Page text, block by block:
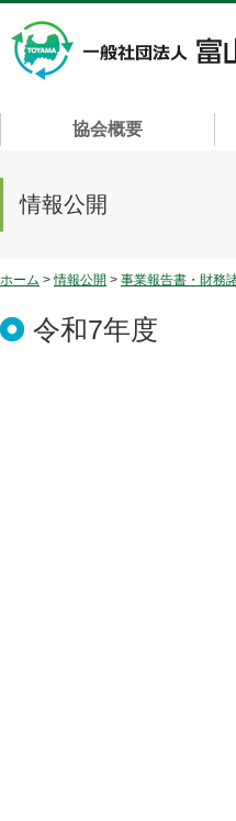
協会概要
情報公開
ホーム >情報公開 > 事業報告書・財務
令和7年度